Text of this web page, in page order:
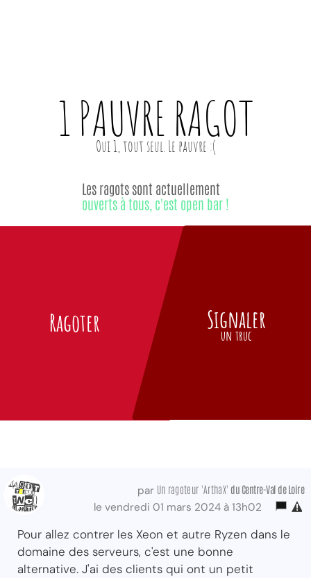
1 PAUVRE RAGOT
Ragoter
Les ragots sont actuellement
ouverts à tous, c'est open bar !
Signaler
un truc
par Un ragoteur 'ArthaX' du Centre-Val de Loire
le vendredi 01 mars 2024 à 13h02
Pour allez contrer les Xeon et autre Ryzen dans le
domaine des serveurs, c'est une bonne
alternative. J'ai des clients qui ont un petit